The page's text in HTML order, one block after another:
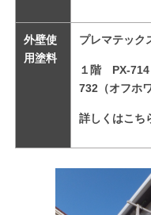
外壁使
用塗料
プレマテッ
１階 PX-714
732（オフホ
詳しくはこ